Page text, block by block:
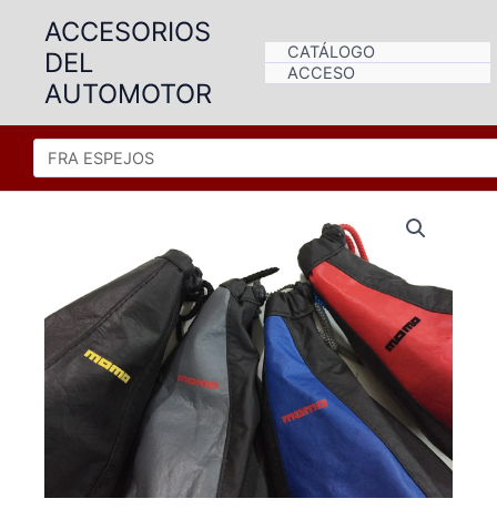
contenido
ACCESORIOS
DEL
AUTOMOTOR
CATÁLOGO
ACCESO